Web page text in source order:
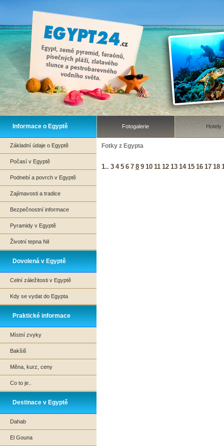
Informace o Egyptě
Základní údaje o Egyptě
Počasí v Egyptě
Podnebí a povrch v Egyptě
Zajímavosti a tradice
Bezpečnostní informace
Pyramidy v Egyptě
Životní tepna Nil
Dovolená v Egyptě
Celní záležitosti v Egyptě
Kdy se vydat do Egypta
Praktické informace
Místní zvyky
Bakšiš
Měna, kurz, ceny
Co to je..
Destinace v Egyptě
Dahab
El Gouna
Fotogalerie Hotely
Fotky z Egypta
1.. 3 4 5 6 7 8 9 10 11 12 13 14 15 16 17 18